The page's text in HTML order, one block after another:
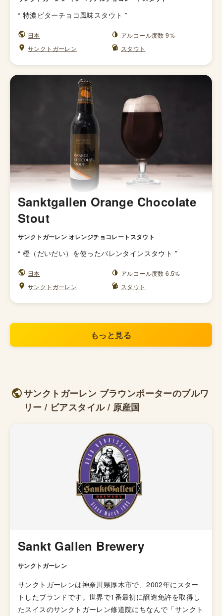
“ 特濃ビターチョコ風味スタウト ”
日本
アルコール度数 9%
サンクトガーレン
スタウト
Sanktgallen Orange Chocolate
Stout
サンクトガーレン オレンジチョコレートスタウト
“ 橙（だいだい）を使ったバレンタインスタウト ”
日本
アルコール度数 6.5%
サンクトガーレン
スタウト
もっと見る
サンクトガーレン ブラウンポーターのブルワ
リー / ビアスタイル / 原産国
Sankt Gallen Brewery
サンクトガーレン
サンクトガーレンは神奈川県厚木市で、2002年にスター
トしたブランドです。世界で1番最初に醸造免許を取得し
たスイスのサンクトガーレン修道院にちなんで「サンクト